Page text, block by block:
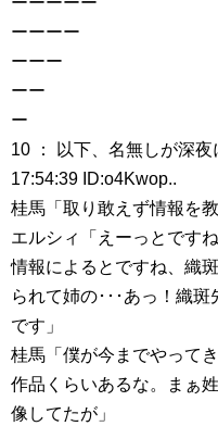
ーーーー
ーーー
ーー
ー
10 ： 以下、名無しが深
17:54:39 ID:o4Kwop..
桂馬「取り敢えず情報を教
エルシィ「えーっとです
情報によるとですね、織
られて姉の･･･あっ！織
です」
桂馬「僕が今までやって
作品くらいあるな。まぁ
像してたが」